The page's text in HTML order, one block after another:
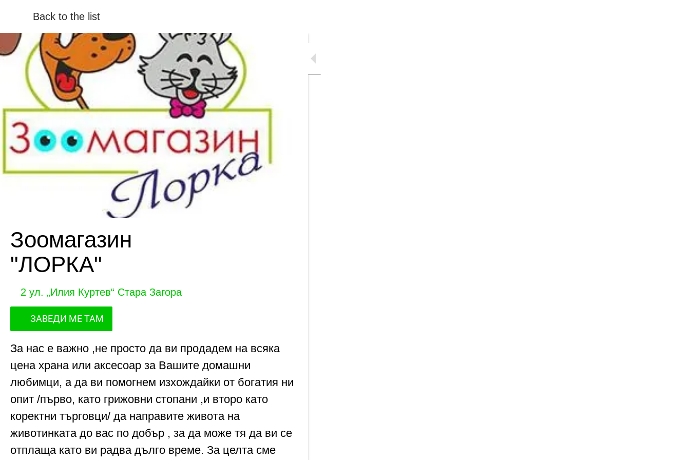
Back to the list
Зоомагазин
"ЛОРКА"
2 ул. „Илия Куртев“ Стара Загора
ЗАВЕДИ МЕ ТАМ
За нас е важно ,не просто да ви продадем на всяка
цена храна или аксесоар за Вашите домашни
любимци, а да ви помогнем изхождайки от богатия ни
опит /първо, като грижовни стопани ,и второ като
коректни търговци/ да направите живота на
животинката до вас по добър , за да може тя да ви се
отплаща като ви радва дълго време. За целта сме